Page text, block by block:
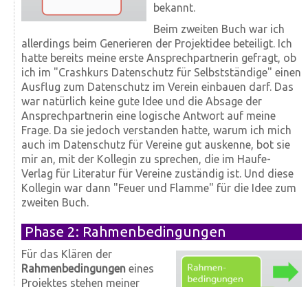
bekannt.
Beim zweiten Buch war ich
allerdings beim Generieren der Projektidee beteiligt. Ich
hatte bereits meine erste Ansprech­partnerin gefragt, ob
ich im "Crashkurs Daten­schutz für Selbst­ständige" einen
Ausflug zum Datenschutz im Verein einbauen darf. Das
war natürlich keine gute Idee und die Absage der
Ansprech­partnerin eine logische Antwort auf meine
Frage. Da sie jedoch verstanden hatte, warum ich mich
auch im Daten­schutz für Vereine gut aus­kenne, bot sie
mir an, mit der Kollegin zu sprechen, die im Haufe-
Verlag für Literatur für Vereine zu­ständig ist. Und diese
Kollegin war dann "Feuer und Flamme" für die Idee zum
zweiten Buch.
Phase 2: Rahmenbedingungen
Für das Klären der
Rahmenbedingungen eines
Projektes stehen meiner